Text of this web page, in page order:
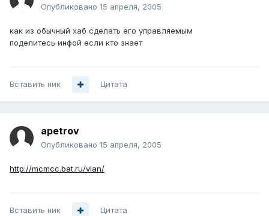
Опубликовано 15 апреля, 2005
как из обычный хаб сделать его управляемым
поделитесь инфой если кто знает
Вставить ник Цитата
apetrov
Опубликовано 15 апреля, 2005
http://mcmcc.bat.ru/vlan/
Вставить ник Цитата